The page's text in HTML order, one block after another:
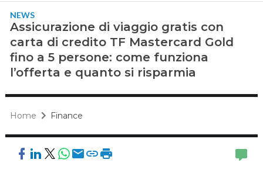
NEWS
Assicurazione di viaggio gratis con
carta di credito TF Mastercard Gold
fino a 5 persone: come funziona
l’offerta e quanto si risparmia
Home Finance